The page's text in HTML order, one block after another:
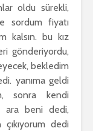
oldu sürekli,
sordum fiyatı
kalsın. bu kız
gönderiyordu,
bekledim
yanıma geldi
sonra kendi
ara beni dedi,
dedi